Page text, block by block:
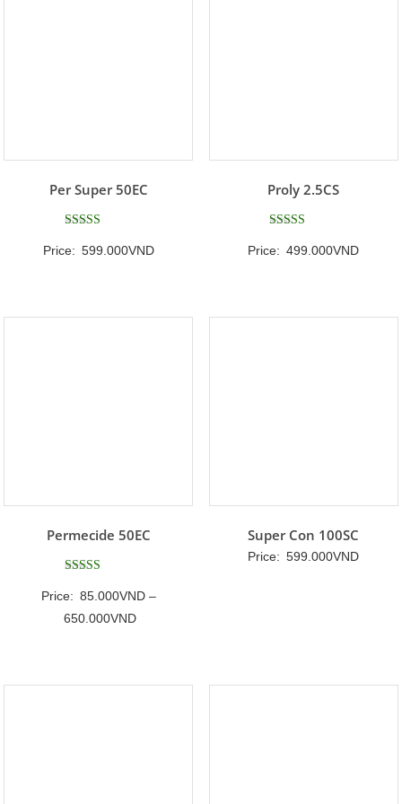
Per Super 50EC
hạng
Price: 599.000VND
Proly 2.5CS
hạng
Price: 499.000VND
Permecide 50EC
hạng
5 sao
Price: 85.000VND –
650.000VNDKhoảng
85.000VND
Super Con 100SC
Price: 599.000VND